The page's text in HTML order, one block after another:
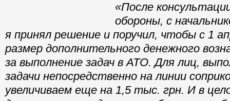
«После
обороны, с
я принял решение и
с 1 апреля повысить
дополнительного
вознаграждения за
в АТО. Для лиц,